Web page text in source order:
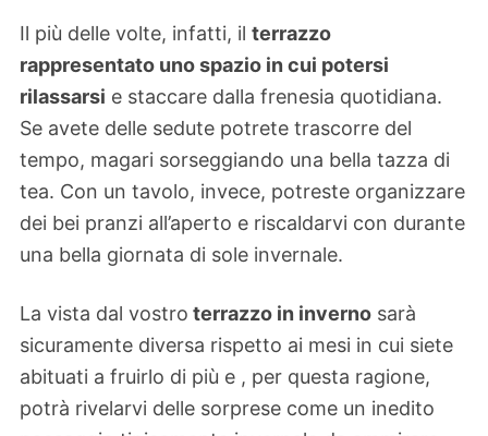
Il più delle volte, infatti, il terrazzo
rappresentato uno spazio in cui potersi
rilassarsi e staccare dalla frenesia quotidiana.
Se avete delle sedute potrete trascorre del
tempo, magari sorseggiando una bella tazza di
tea. Con un tavolo, invece, potreste organizzare
dei bei pranzi all’aperto e riscaldarvi con durante
una bella giornata di sole invernale.
La vista dal vostro terrazzo in inverno sarà
sicuramente diversa rispetto ai mesi in cui siete
abituati a fruirlo di più e , per questa ragione,
potrà rivelarvi delle sorprese come un inedito